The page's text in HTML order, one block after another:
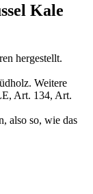
Kale
hergestellt.
Weitere
Art. 134, Art.
also so, wie das